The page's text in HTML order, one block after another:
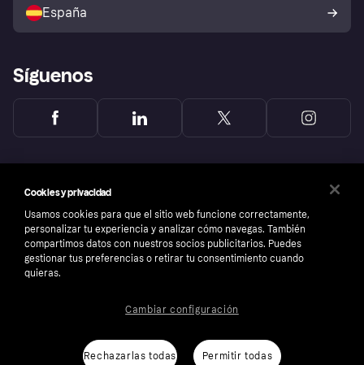
Reclamaciones
España
Síguenos
Número de empresa: 556737-0431
Cookies y privacidad
Usamos cookies para que el sitio web funcione correctamente,
personalizar tu experiencia y analizar cómo navegas. También
compartimos datos con nuestros socios publicitarios. Puedes
gestionar tus preferencias o retirar tu consentimiento cuando
quieras.
Rechazarlas todas Permitir todas
Cambiar configuración